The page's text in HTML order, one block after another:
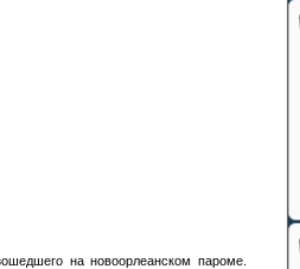
на новоорлеанском пароме.